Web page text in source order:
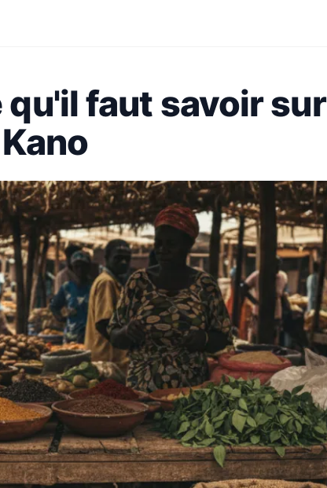
qu'il faut savoir sur